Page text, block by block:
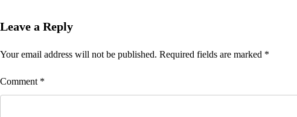
Leave a Reply
Your email address will not be published. Required fields are marked *
Comment *